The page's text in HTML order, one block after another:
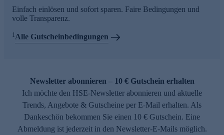
Einfach einlösen und sofort sparen. Faire Bedingungen und
volle Transparenz.
1Alle Gutscheinbedingungen
Newsletter abonnieren – 10 € Gutschein erhalten
Ich möchte den HSE-Newsletter abonnieren und aktuelle
Trends, Angebote & Gutscheine per E-Mail erhalten. Als
Dankeschön bekommen Sie einen 10 € Gutschein. Eine
Abmeldung ist jederzeit in den Newsletter-E-Mails möglich.